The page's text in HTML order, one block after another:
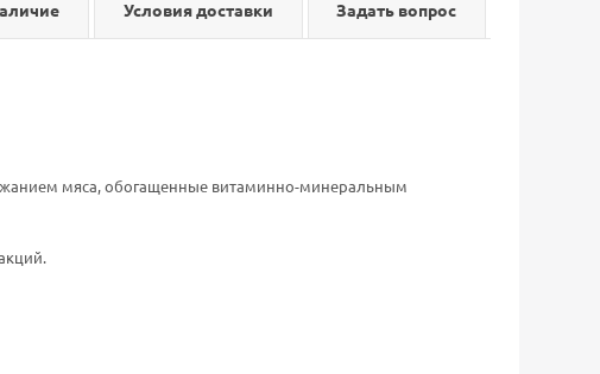
Условия доставки Задать вопрос
мяса, обогащенные витаминно-минеральным